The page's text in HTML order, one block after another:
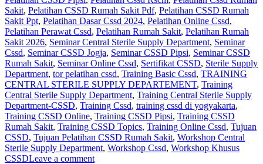
Sakit, Pelatihan CSSD Rumah Sakit Pdf, Pelatihan CSSD Rumah
Sakit Ppt, Pelatihan Dasar Cssd 2024, Pelatihan Online Cssd,
Pelatihan Perawat Cssd, Pelatihan Rumah Sakit‎, Pelatihan Rumah
Sakit 2026, Seminar Central Sterile Supply Department, Seminar
Cssd, Seminar CSSD Jogja, Seminar CSSD Pipsi, Seminar CSSD
Rumah Sakit, Seminar Online Cssd, Sertifikat CSSD, Sterile Supply
Department, tor pelatihan cssd, Training Basic Cssd, TRAINING
CENTRAL STERILE SUPPLY DEPARTEMENT, Training
Central Sterile Supply Department, Training Central Sterile Supply
Department-CSSD, Training Cssd, training cssd di yogyakarta,
Training CSSD Online, Training CSSD Pipsi, Training CSSD
Rumah Sakit, Training CSSD Topics, Training Online Cssd, Tujuan
CSSD, Tujuan Pelatihan CSSD Rumah Sakit, Workshop Central
Sterile Supply Department, Workshop Cssd, Workshop Khusus
CSSDLeave a comment